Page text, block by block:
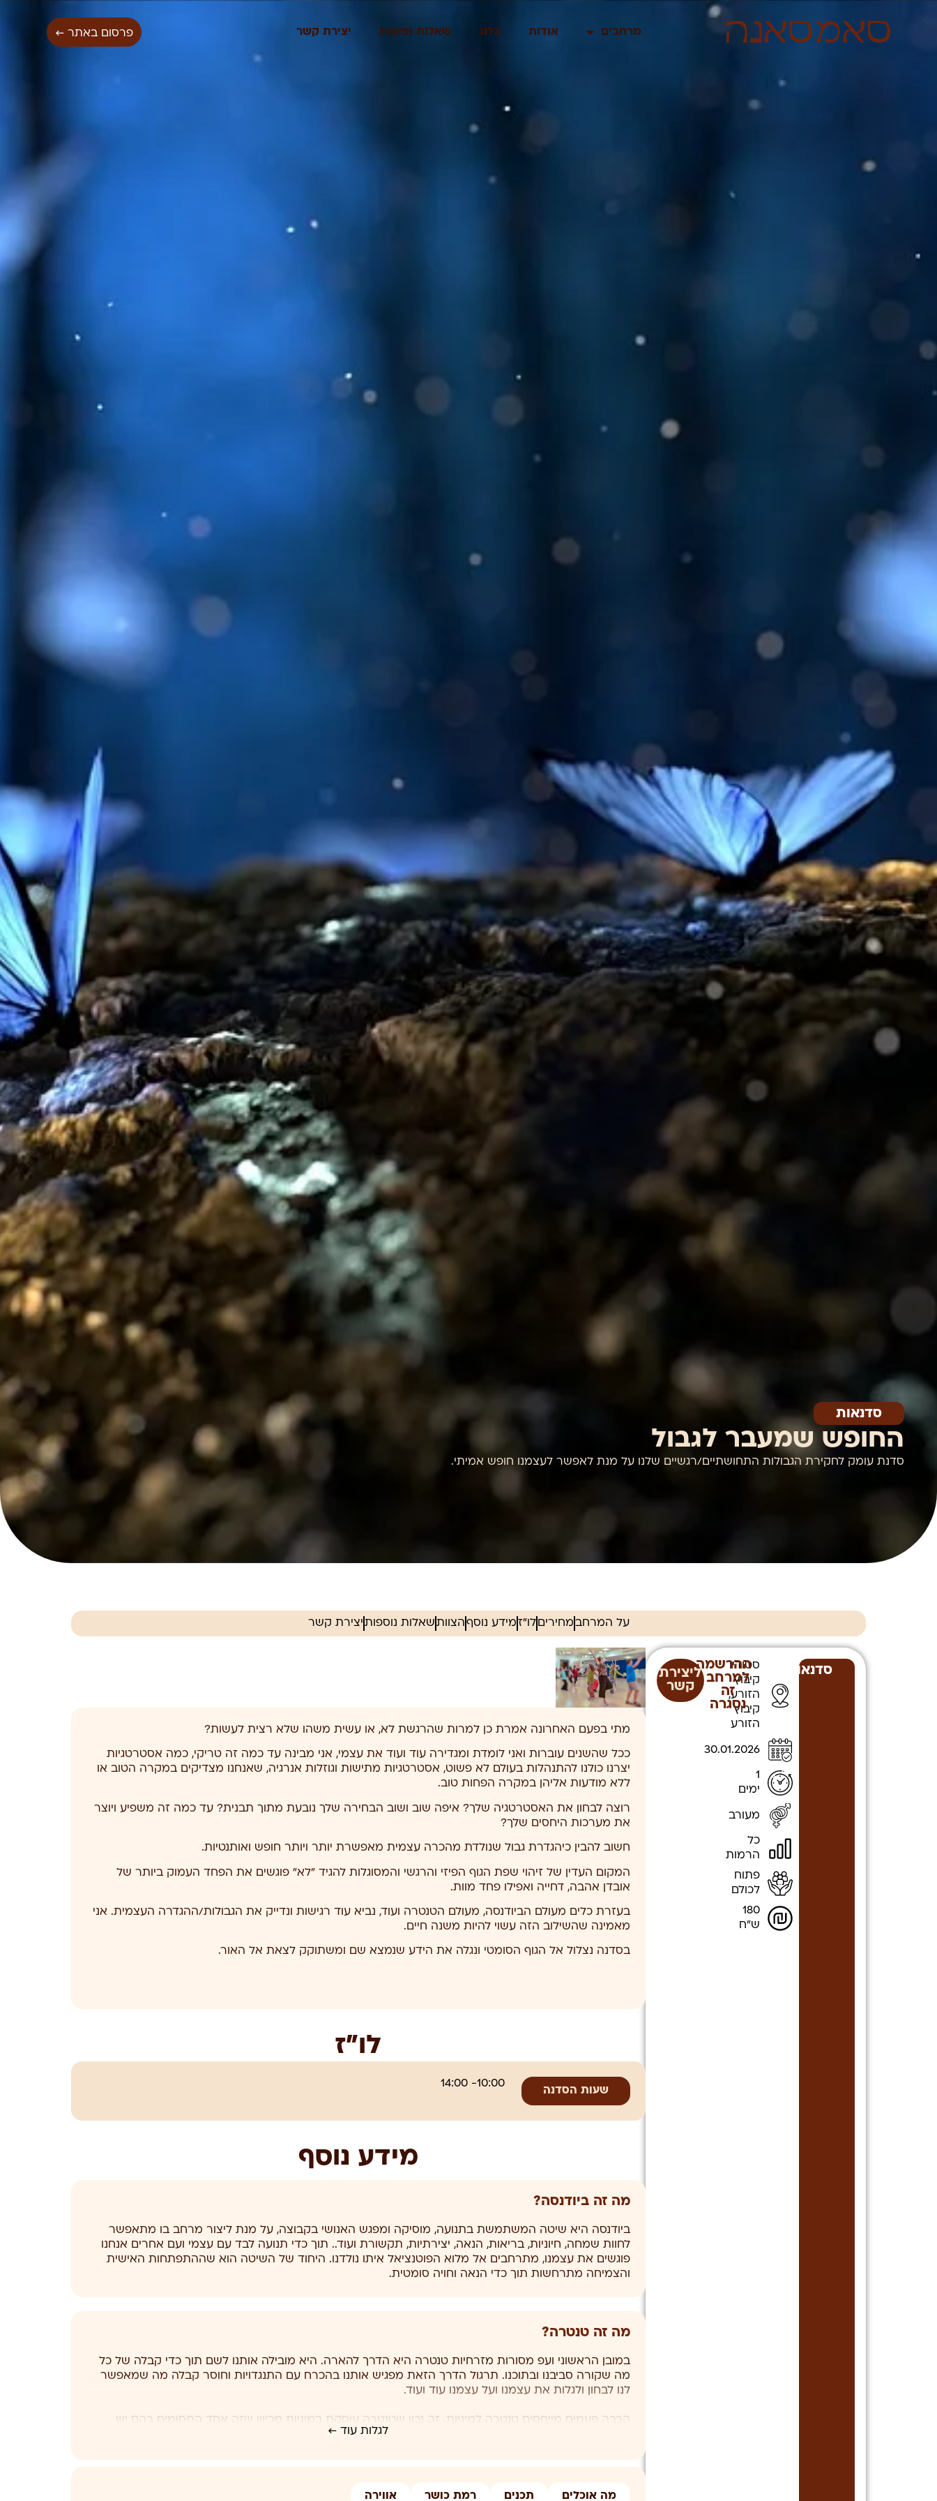
מרחבים אודות בלוג שאלות נפוצות יצירת קשר פרסום באתר ←
סדנאות
החופש שמעבר לגבול
סדנת עומק לחקירת הגבולות התחושתיים/רגשיים שלנו על מנת לאפשר לעצמנו חופש אמיתי.
על המרחבמחירים לו"זמידע נוסףהצוותשאלות נוספותיצירת קשר
סדנאות
סטודיו
קיבוץ
הזורע,
קיבוץ
הזורע
30.01.2026
1
ימים
מעורב
כל
הרמות
פתוח
לכולם
180
ש"ח
ההרשמה
למרחב
זה
נסגרה
ליצירת
קשר
מתי בפעם האחרונה אמרת כן למרות שהרגשת לא, או עשית משהו שלא רצית לעשות?
ככל שהשנים עוברות ואני לומדת ומגדירה עוד ועוד את עצמי, אני מבינה עד כמה זה טריקי, כמה אסטרטגיות
יצרנו כולנו להתנהלות בעולם לא פשוט, אסטרטגיות מתישות וגוזלות אנרגיה, שאנחנו מצדיקים במקרה הטוב או
ללא מודעות אליהן במקרה הפחות טוב.
רוצה לבחון את האסטרטגיה שלך? איפה שוב ושוב הבחירה שלך נובעת מתוך תבנית? עד כמה זה משפיע ויוצר
את מערכות היחסים שלך?
חשוב להבין כיהגדרת גבול שנולדת מהכרה עצמית מאפשרת יותר ויותר חופש ואותנטיות.
המקום העדין של זיהוי שפת הגוף הפיזי והרגשי והמסוגלות להגיד ״לא״ פוגשים את הפחד העמוק ביותר של
אובדן אהבה, דחייה ואפילו פחד מוות.
בעזרת כלים מעולם הביודנסה, מעולם הטנטרה ועוד, נביא עוד רגישות ונדייק את הגבולות/ההגדרה העצמית. אני
מאמינה שהשילוב הזה עשוי להיות משנה חיים.
בסדנה נצלול אל הגוף הסומטי ונגלה את הידע שנמצא שם ומשתוקק לצאת אל האור.
לו”ז
שעות הסדנה
10:00- 14:00
מידע נוסף
מה זה ביודנסה?
ביודנסה היא שיטה המשתמשת בתנועה, מוסיקה ומפגש האנושי בקבוצה, על מנת ליצור מרחב בו מתאפשר
לחוות שמחה, חיוניות, בריאות, הנאה, יצירתיות, תקשורת ועוד.. תוך כדי תנועה לבד עם עצמי ועם אחרים אנחנו
פוגשים את עצמנו, מתרחבים אל מלוא הפוטנציאל איתו נולדנו. היחוד של השיטה הוא שההתפתחות האישית
והצמיחה מתרחשות תוך כדי הנאה וחויה סומטית.
מה זה טנטרה?
במובן הראשוני ועפ מסורות מזרחיות טנטרה היא הדרך להארה. היא מובילה אותנו לשם תוך כדי קבלה של כל
מה שקורה סביבנו ובתוכנו. תרגול הדרך הזאת מפגיש אותנו בהכרח עם התנגדויות וחוסר קבלה מה שמאפשר
הרבה פעמים מייחסים טנטרה למיניות. זה נכון שטנטרה עוסקת במיניות מכיוון שזה אחד התחומים בהם יש
לגלות עוד ←
מה אוכלים תכנים רמת כושר אווירה